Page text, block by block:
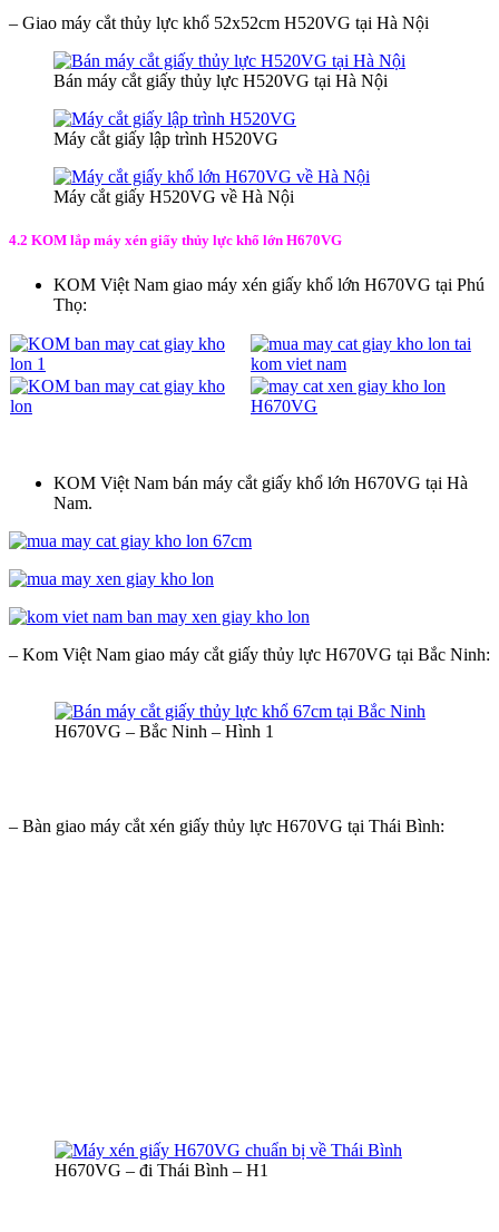
– Giao máy cắt thủy lực khổ 52x52cm H520VG tại Hà Nội
Bán máy cắt giấy thủy lực H520VG tại Hà Nội
Máy cắt giấy lập trình H520VG
Máy cắt giấy H520VG về Hà Nội
4.2 KOM lắp máy xén giấy thủy lực khổ lớn H670VG
KOM Việt Nam giao máy xén giấy khổ lớn H670VG tại Phú
Thọ:
KOM Việt Nam bán máy cắt giấy khổ lớn H670VG tại Hà
Nam.
– Kom Việt Nam giao máy cắt giấy thủy lực H670VG tại Bắc Ninh:
H670VG – Bắc Ninh – Hình 1
– Bàn giao máy cắt xén giấy thủy lực H670VG tại Thái Bình:
H670VG – đi Thái Bình – H1